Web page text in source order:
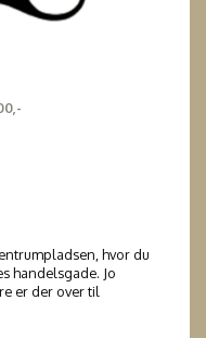
hvor du
handelsgade. Jo
er der over til